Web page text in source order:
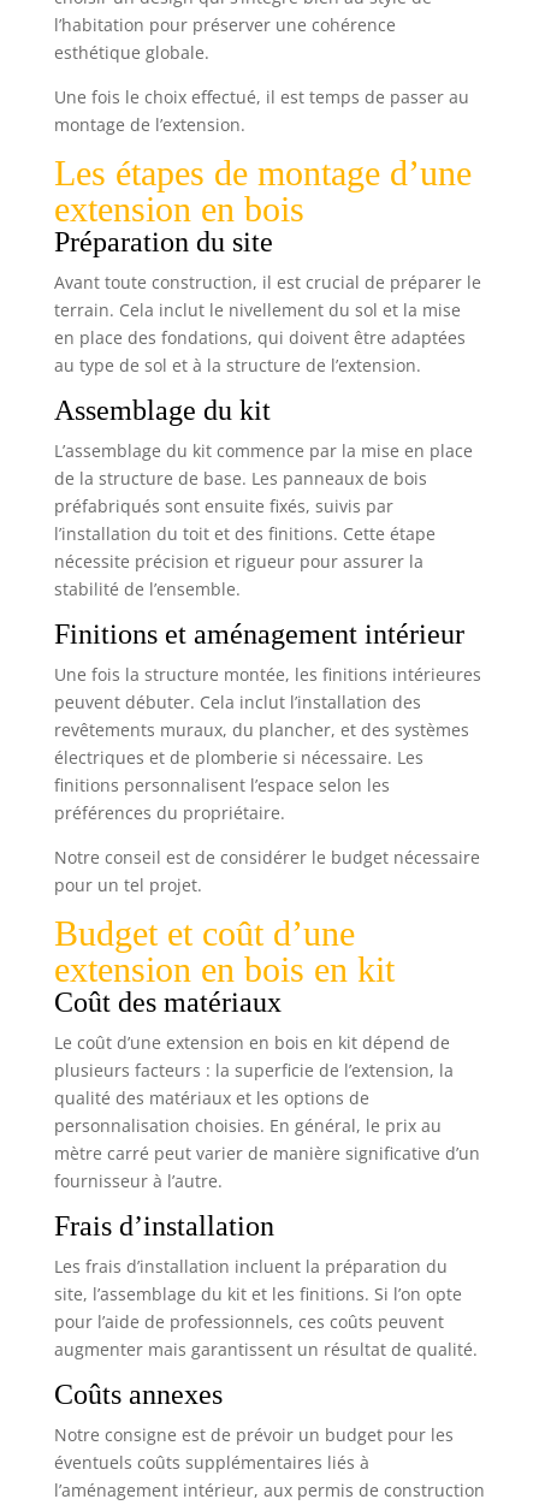
l’habitation pour préserver une cohérence
esthétique globale.
Une fois le choix effectué, il est temps de passer au
montage de l’extension.
Les étapes de montage d’une
extension en bois
Préparation du site
Avant toute construction, il est crucial de préparer le
terrain. Cela inclut le nivellement du sol et la mise
en place des fondations, qui doivent être adaptées
au type de sol et à la structure de l’extension.
Assemblage du kit
L’assemblage du kit commence par la mise en place
de la structure de base. Les panneaux de bois
préfabriqués sont ensuite fixés, suivis par
l’installation du toit et des finitions. Cette étape
nécessite précision et rigueur pour assurer la
stabilité de l’ensemble.
Finitions et aménagement intérieur
Une fois la structure montée, les finitions intérieures
peuvent débuter. Cela inclut l’installation des
revêtements muraux, du plancher, et des systèmes
électriques et de plomberie si nécessaire. Les
finitions personnalisent l’espace selon les
préférences du propriétaire.
Notre conseil est de considérer le budget nécessaire
pour un tel projet.
Budget et coût d’une
extension en bois en kit
Coût des matériaux
Le coût d’une extension en bois en kit dépend de
plusieurs facteurs : la superficie de l’extension, la
qualité des matériaux et les options de
personnalisation choisies. En général, le prix au
mètre carré peut varier de manière significative d’un
fournisseur à l’autre.
Frais d’installation
Les frais d’installation incluent la préparation du
site, l’assemblage du kit et les finitions. Si l’on opte
pour l’aide de professionnels, ces coûts peuvent
augmenter mais garantissent un résultat de qualité.
Coûts annexes
Notre consigne est de prévoir un budget pour les
éventuels coûts supplémentaires liés à
l’aménagement intérieur, aux permis de construction